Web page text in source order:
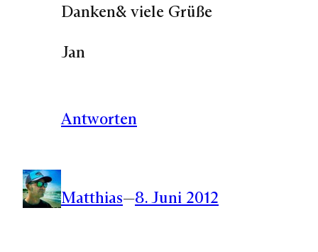
Danken& viele Grüße
Jan
Antworten
Matthias—8. Juni 2012